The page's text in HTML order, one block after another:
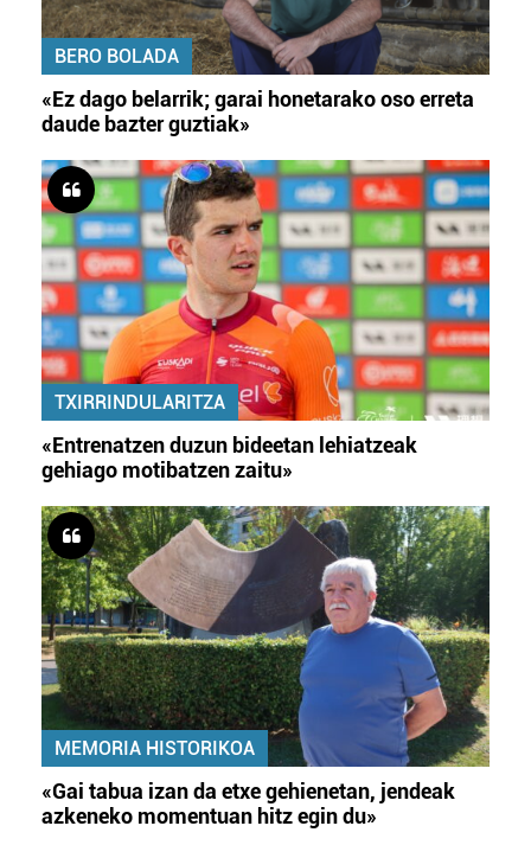
BERO BOLADA
«Ez dago belarrik; garai honetarako oso erreta
daude bazter guztiak»
TXIRRINDULARITZA
«Entrenatzen duzun bideetan lehiatzeak
gehiago motibatzen zaitu»
MEMORIA HISTORIKOA
«Gai tabua izan da etxe gehienetan, jendeak
azkeneko momentuan hitz egin du»